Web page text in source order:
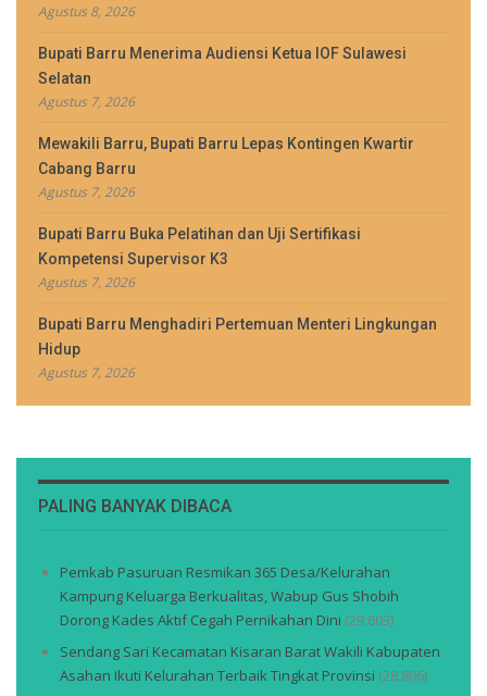
Agustus 8, 2026
Bupati Barru Menerima Audiensi Ketua IOF Sulawesi
Selatan
Agustus 7, 2026
Mewakili Barru, Bupati Barru Lepas Kontingen Kwartir
Cabang Barru
Agustus 7, 2026
Bupati Barru Buka Pelatihan dan Uji Sertifikasi
Kompetensi Supervisor K3
Agustus 7, 2026
Bupati Barru Menghadiri Pertemuan Menteri Lingkungan
Hidup
Agustus 7, 2026
PALING BANYAK DIBACA
Pemkab Pasuruan Resmikan 365 Desa/Kelurahan
Kampung Keluarga Berkualitas, Wabup Gus Shobih
Dorong Kades Aktif Cegah Pernikahan Dini (29.603)
Sendang Sari Kecamatan Kisaran Barat Wakili Kabupaten
Asahan Ikuti Kelurahan Terbaik Tingkat Provinsi (28.806)